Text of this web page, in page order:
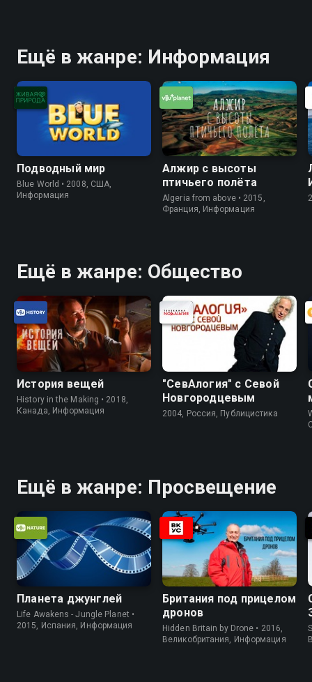
Ещё в жанре: Информация
Подводный мир
Blue World • 2008, США,
Информация
Алжир с высоты
птичьего полёта
Algeria from above • 2015,
Франция, Информация
Ещё в жанре: Общество
История вещей
History in the Making • 2018,
Канада, Информация
"СевАлогия" с Севой
Новгородцевым
2004, Россия, Публицистика
Ещё в жанре: Просвещение
Планета джунглей
Life Awakens - Jungle Planet •
2015, Испания, Информация
Британия под прицелом
дронов
Hidden Britain by Drone • 2016,
Великобритания, Информация